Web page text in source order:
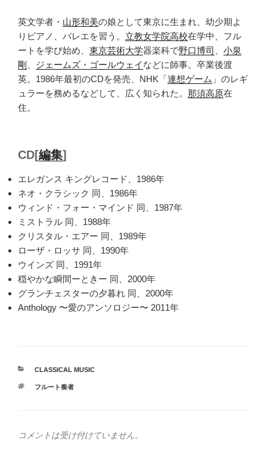
英文学者・ 山形和美の娘として東京に生まれ、幼少期よ
りピアノ、バレエを習う。 立教女学院高校在学中、フル
ートを学び始め、 東京芸術大学器楽科で野口博司
小泉
剛
ジェームズ・ゴールウェイなどに師事。卒業後渡
英。1986年最初のCDを発売、NHK「連想ゲーム 」のレギ
ュラーを務めるなどして、広く知られた。 那須高原在
住。
CD[編集]
エレガンス キングレコード、1986年
ネオ・クラシック 同、1986年
ウィンド・フォー・マインド 同、1987年
ミストラル 同、1988年
クリスタル・エアー 同、1989年
ローザ・ロッサ 同、1990年
ウインズ 同、1991年
穏やかな瞬間ーときー 同、2000年
グランチェスターの夕暮れ 同、2000年
Anthology 〜愛のアンソロジー〜 2011年
カ
ゴ
CLASSICAL MUSIC
タ
フルート奏者
コメントは受け付けていません。